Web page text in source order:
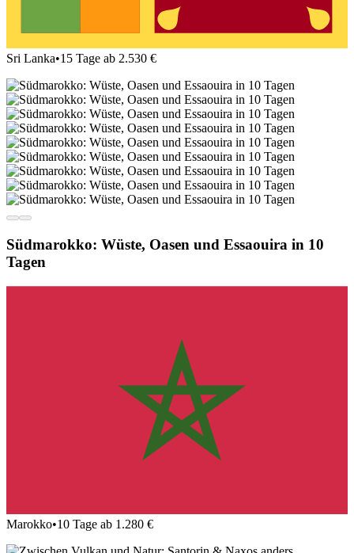
Sri Lanka•15 Tage ab 2.530 €
Südmarokko: Wüste, Oasen und Essaouira in 10
Tagen
Marokko•10 Tage ab 1.280 €